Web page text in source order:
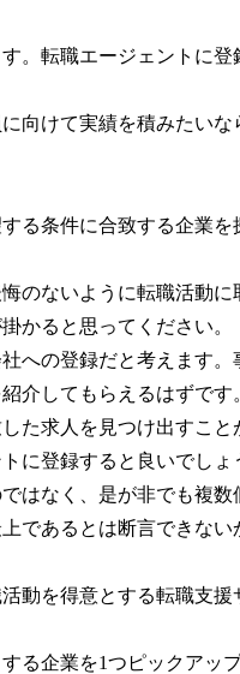
。転職エージェントに
向けて実績を積みたい
る条件に合致する企業
のないように転職活動に
かると思ってください。
への登録だと考えます
介してもらえるはずです
た求人を見つけ出すこ
に登録すると良いでしょ
はなく、是が非でも複
であるとは断言できない
動を得意とする転職支
る企業を1つピックアッ